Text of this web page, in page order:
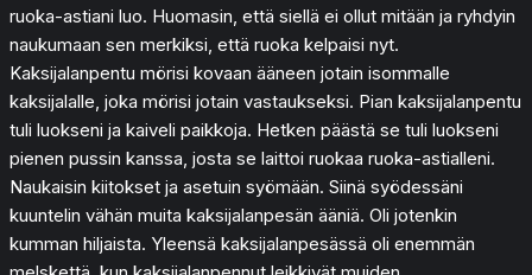
ruoka-astiani luo. Huomasin, että siellä ei ollut mitään ja ryhdyin
naukumaan sen merkiksi, että ruoka kelpaisi nyt.
Kaksijalanpentu mörisi kovaan ääneen jotain isommalle
kaksijalalle, joka mörisi jotain vastaukseksi. Pian kaksijalanpentu
tuli luokseni ja kaiveli paikkoja. Hetken päästä se tuli luokseni
pienen pussin kanssa, josta se laittoi ruokaa ruoka-astialleni.
Naukaisin kiitokset ja asetuin syömään. Siinä syödessäni
kuuntelin vähän muita kaksijalanpesän ääniä. Oli jotenkin
kumman hiljaista. Yleensä kaksijalanpesässä oli enemmän